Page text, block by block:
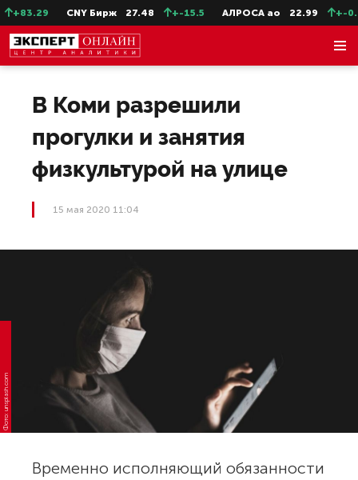
+83.29 CNY Бирж 27.48 +-15.5 АЛРОСА ао 22.99 +-
В Коми разрешили
прогулки и занятия
физкультурой на улице
15 мая 2020 11:04
Фото: unsplash.com
Временно исполняющий обязанности